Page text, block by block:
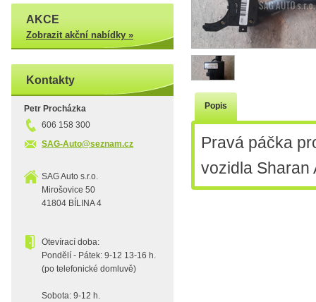
AKCE
Zobrazit akční nabídky »
Kontakty
Petr Procházka
606 158 300
SAG-Auto@seznam.cz
SAG Auto s.r.o.
Mirošovice 50
41804 BÍLINA 4
Otevírací doba:
Pondělí - Pátek: 9-12 13-16 h.
(po telefonické domluvě)
Sobota: 9-12 h.
Popis
Pravá páčka
vozidla Sharan